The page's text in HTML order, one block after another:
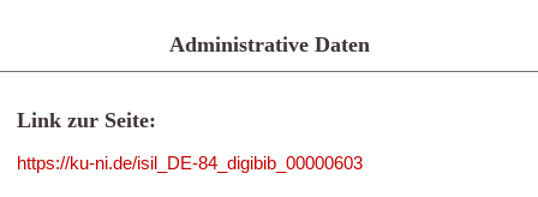
Administrative Daten
Link zur Seite:
https://ku-ni.de/isil_DE-84_digibib_00000603